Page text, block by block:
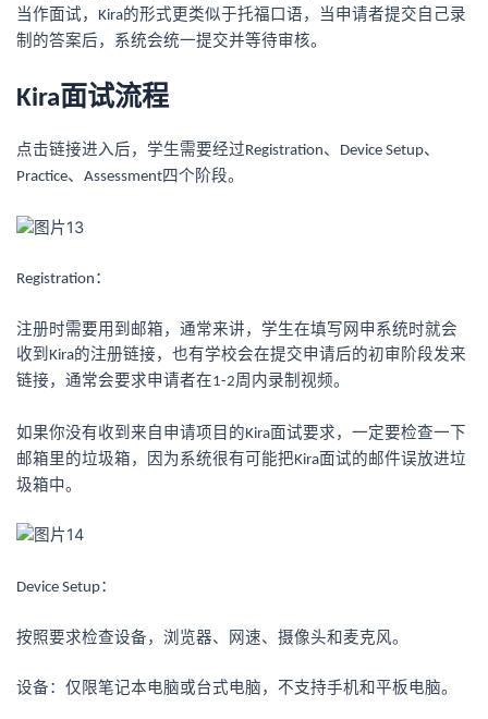
当作面试，
Kira的形式更类似于托福口语，当申请者提交自己录
制的答案后，系统会统一提交并等待审核。
Kira面试流程
点击链接进入后，学生需要经过Registration、 Device Setup、
Practice、 Assessment四个阶段。
Registration ：
注册时需要用到邮箱，通常来讲，学生在填写网申系统时就会
收到 Kira的注册链接，也有学校会在提交申请后的初审阶段发来
链接，通常会要求申请者在1-2周内录制视频。
如果你没有收到来自申请项目的Kira面试要求，一定要检查一下
邮箱里的垃圾箱，因为系统很有可能把Kira面试的邮件误放进垃
圾箱中。
Device Setup：
按照要求检查设备，浏览器、网速、摄像头和麦克风。
设备：仅限笔记本电脑或台式电脑，不支持手机和平板电脑。